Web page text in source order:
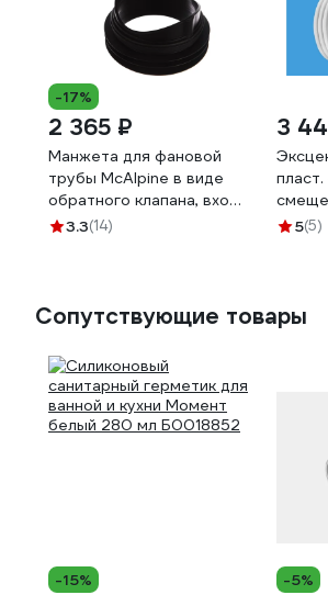
-17%
2 365 ₽
Манжета для фановой
трубы McAlpine в виде
обратного клапана, вход
D=90 мм, выход внутрь
3.3(14)
3
5(5)
Сопутствующие товары
-15% -5%